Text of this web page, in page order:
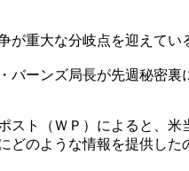
が重大な分岐点を迎えて
バーンズ局長が先週秘密
スト（ＷＰ）によると、
どのような情報を提供し